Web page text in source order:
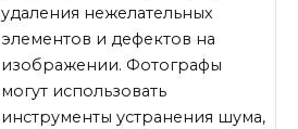
удаления нежелательных
элементов и дефектов на
изображении. Фотографы
могут использовать
инструменты устранения шума,